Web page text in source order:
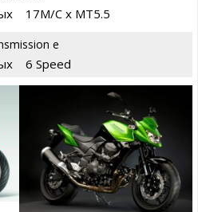
17M/C x MT5.5
e
6 Speed